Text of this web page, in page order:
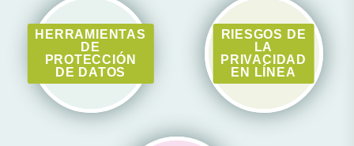
HERRAMIENTAS
DE
PROTECCIÓN
DE DATOS
RIESGOS DE
LA
PRIVACIDAD
EN LÍNEA